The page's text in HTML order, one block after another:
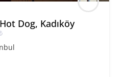
Dog, Kadıköy